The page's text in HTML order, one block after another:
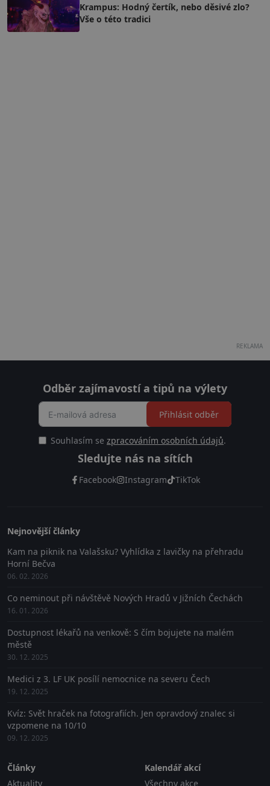
Krampus: Hodný čertík, nebo děsivé zlo?
Vše o této tradici
REKLAMA
Odběr zajímavostí a tipů na výlety
Souhlasím se zpracováním osobních údajů.
Přihlásit odběr
Sledujte nás na sítích
Facebook Instagram TikTok
Nejnovější články
Kam na piknik na Valašsku? Vyhlídka z lavičky na přehradu
Horní Bečva
06. 02. 2026
Co neminout při návštěvě Nových Hradů v Jižních Čechách
16. 01. 2026
Dostupnost lékařů na venkově: S čím bojujete na malém
městě
30. 12. 2025
Medici z 3. LF UK posílí nemocnice na severu Čech
19. 12. 2025
Kvíz: Svět hraček na fotografiích. Jen opravdový znalec si
vzpomene na 10/10
09. 12. 2025
Články
Aktuality
Kalendář akcí
Všechny akce